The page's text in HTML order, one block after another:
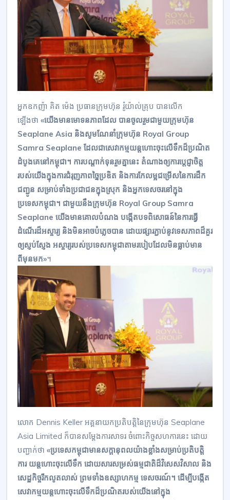
អ្នកឧកញ៉ា គិត ម៉េង ប្រធានក្រុមហ៊ុន រ៉ូយ៉ាល់គ្រុប បានលើក
ឡើងថា «យើងមានមោទនភាពដែល បានចូលរួមជាមួយក្រុមហ៊ុន
Seaplane Asia និងសូមណែនាំក្រុមហ៊ុន Royal Group
Samra Seaplane ដែលជាសេវាកម្មយន្តហោះចុះលើទឹកដ៏ប្រណិត
ដំបូងគេនៅកម្ពុជា។ ការបណ្តាក់ទុនរួមគ្នានេះ តំណាងឲ្យការប្តេជ្ញាចិត្ត
របស់យើងក្នុងការជំរុញភាពច្នៃប្រឌិត និងការកែលម្អជម្រើសនៃការដឹក
ជញ្ជូន សម្រាប់ទាំងប្រជាជនក្នុងស្រុក និងអ្នកទេសចរនៅក្នុង
ប្រទេសកម្ពុជា។ ជាមួយនឹងក្រុមហ៊ុន Royal Group Samra
Seaplane យើងមានគោលបំណង បង្កើតបទពិសោធន៍នៃការធ្វើ
ដំណើរដ៏អស្ចារ្យ និងមិនអាចបំភ្លេចបាន ដោយផ្សារភ្ជាប់នូវទេសភាពដ៏គួរ
ឲ្យស្ញប់ស្ញែង អស្ចារ្យរបស់ប្រទេសកម្ពុជាតាមរបៀបដែលមិនធ្លាប់មាន
ពីមុនមក»។
លោក Dennis Keller អគ្គនាយកប្រតិបត្តិនៃក្រុមហ៊ុន Seaplane
Asia Limited ក៏បានសម្តែងការសាទរ ចំពោះកិច្ចសហការនេះ ដោយ
បញ្ជាក់ថា «ប្រទេសកម្ពុជាមានសក្តានុពលយ៉ាងខ្លាំងសម្រាប់ប្រតិបត្តិ
ការ យន្តហោះចុះលើទឹក ដោយសារសម្រស់ធម្មជាតិដ៏វិសេសវិសាល និង
សេដ្ឋកិច្ចរីកលូតលាស់ ព្រមទាំងឧស្សាហកម្ម ទេសចរណ៍។ ដើម្បីបង្កើត
សេវាកម្មយន្តហោះចុះលើទឹកដ៏ប្រណិតរបស់យើងនៅក្នុង